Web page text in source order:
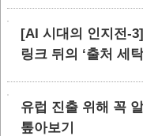
[AI 시대의 인지전-
링크 뒤의 ‘출처 세탁
유럽 진출 위해 꼭
톺아보기